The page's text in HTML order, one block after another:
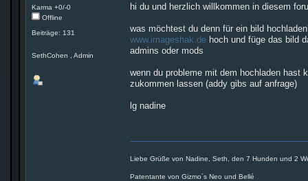
Karma +0/-0
Offline
Beiträge: 131
SethCohen , Admin
hi du und herzlich willkommen in diesem
was möchtest du denn für ein bild
www.imageshak.dehoch und füge das bild
admins oder mods
wenn du probleme mit dem hochladen hast
zukommen lassen (addy gibs auf anfrage)
lg nadine
Liebe Grüße von Nadine, Seth, den 7 Hunden und 2
Patentante von Gizmo´s Neo und Bellé